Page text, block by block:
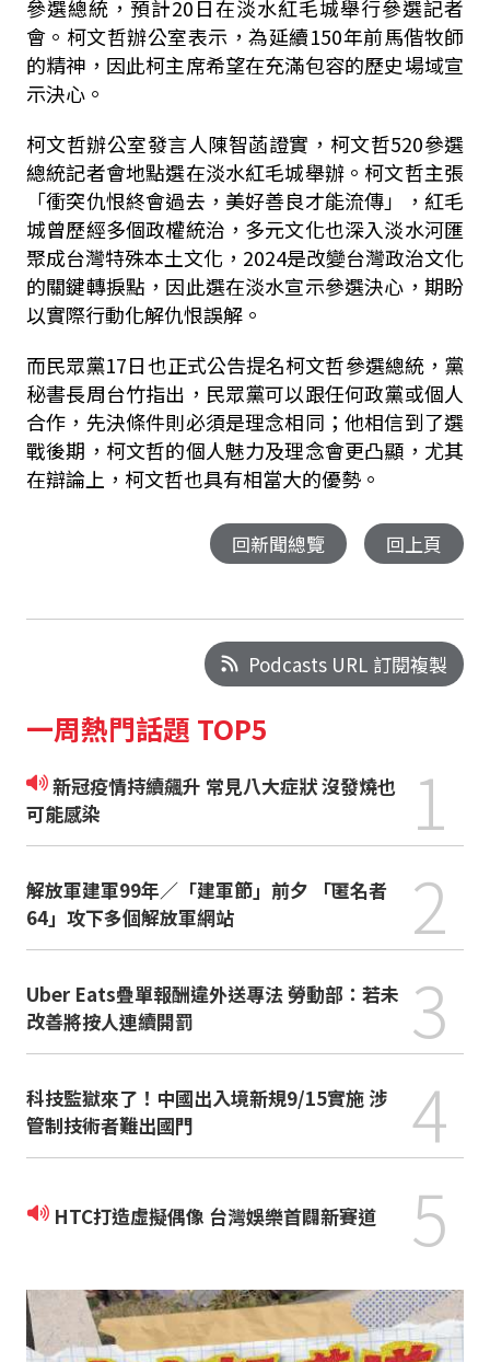
參選總統，預計20日在淡水紅毛城舉行參選記者
會。柯文哲辦公室表示，為延續150年前馬偕牧師
的精神，因此柯主席希望在充滿包容的歷史場域宣
示決心。
柯文哲辦公室發言人陳智菡證實，柯文哲520參選
總統記者會地點選在淡水紅毛城舉辦。柯文哲主張
「衝突仇恨終會過去，美好善良才能流傳」，紅毛
城曾歷經多個政權統治，多元文化也深入淡水河匯
聚成台灣特殊本土文化，2024是改變台灣政治文化
的關鍵轉捩點，因此選在淡水宣示參選決心，期盼
以實際行動化解仇恨誤解。
而民眾黨17日也正式公告提名柯文哲參選總統，黨
秘書長周台竹指出，民眾黨可以跟任何政黨或個人
合作，先決條件則必須是理念相同；他相信到了選
戰後期，柯文哲的個人魅力及理念會更凸顯，尤其
在辯論上，柯文哲也具有相當大的優勢。
回新聞總覽 回上頁
Podcasts URL 訂閱複製
一周熱門話題 TOP5
新冠疫情持續飆升 常見八大症狀 沒發燒也
可能感染
1
解放軍建軍99年／「建軍節」前夕 「匿名者
64」攻下多個解放軍網站
2
Uber Eats疊單報酬違外送專法 勞動部：若未
改善將按人連續開罰
3
科技監獄來了！中國出入境新規9/15實施 涉
管制技術者難出國門
4
HTC打造虛擬偶像 台灣娛樂首闢新賽道 5